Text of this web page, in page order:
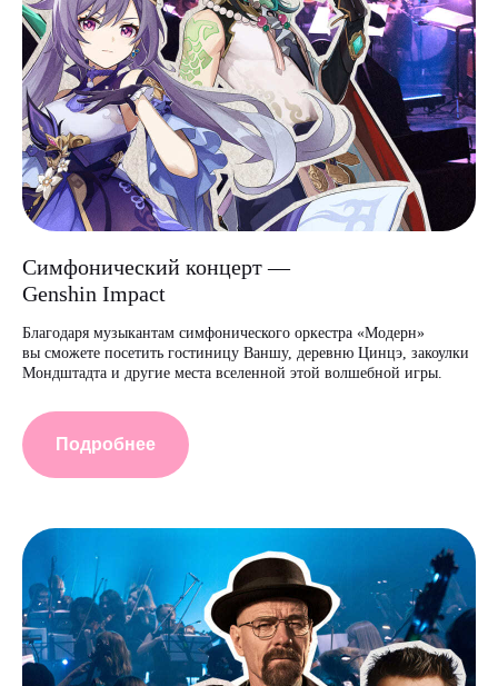
Симфонический концерт —
Genshin Impact
Благодаря музыкантам симфонического оркестра «Модерн»
вы сможете посетить гостиницу Ваншу, деревню Цинцэ, закоулки
Мондштадта и другие места вселенной этой волшебной игры.
Подробнее